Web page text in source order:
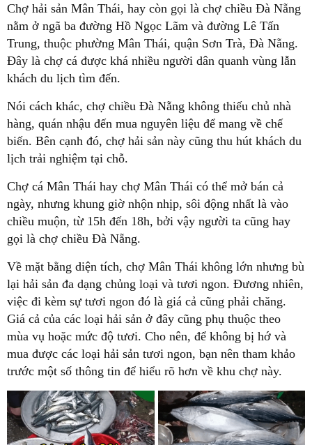
Chợ hải sản Mân Thái, hay còn gọi là chợ chiều Đà Nẵng
nằm ở ngã ba đường Hồ Ngọc Lãm và đường Lê Tấn
Trung, thuộc phường Mân Thái, quận Sơn Trà, Đà Nẵng.
Đây là chợ cá được khá nhiều người dân quanh vùng lẫn
khách du lịch tìm đến.
Nói cách khác, chợ chiều Đà Nẵng không thiếu chủ nhà
hàng, quán nhậu đến mua nguyên liệu để mang về chế
biến. Bên cạnh đó, chợ hải sản này cũng thu hút khách du
lịch trải nghiệm tại chỗ.
Chợ cá Mân Thái hay chợ Mân Thái có thể mở bán cả
ngày, nhưng khung giờ nhộn nhịp, sôi động nhất là vào
chiều muộn, từ 15h đến 18h, bởi vậy người ta cũng hay
gọi là chợ chiều Đà Nẵng.
Về mặt bằng diện tích, chợ Mân Thái không lớn nhưng bù
lại hải sản đa dạng chủng loại và tươi ngon. Đương nhiên,
việc đi kèm sự tươi ngon đó là giá cả cũng phải chăng.
Giá cả của các loại hải sản ở đây cũng phụ thuộc theo
mùa vụ hoặc mức độ tươi. Cho nên, để không bị hớ và
mua được các loại hải sản tươi ngon, bạn nên tham khảo
trước một số thông tin để hiểu rõ hơn về khu chợ này.